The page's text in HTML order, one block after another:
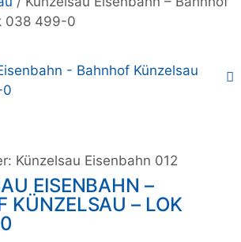
038 499-0
Künzelsau Eisenbahn 012
EISENBAHN –
KÜNZELSAU – LOK